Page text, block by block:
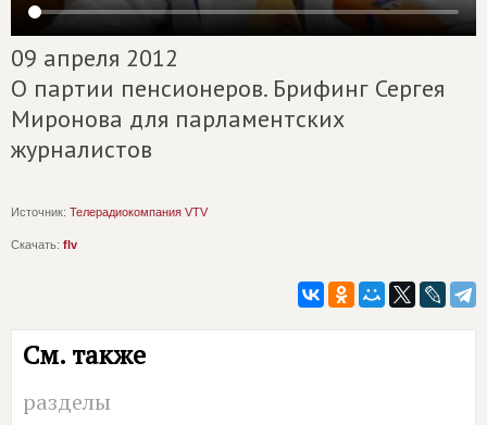
09 апреля 2012
О партии пенсионеров. Брифинг Сергея
Миронова для парламентских
журналистов
Источник: Телерадиокомпания VTV
Скачать: flv
См. также
разделы